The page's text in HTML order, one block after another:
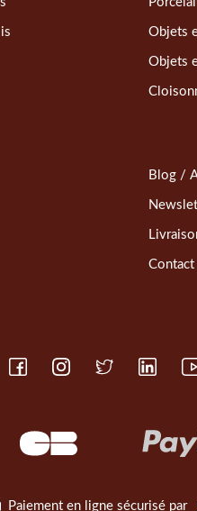
Objets
Objets
Blog /
Contact
Paiement en ligne sécurisé par